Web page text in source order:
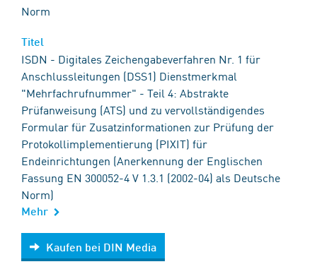
Norm
ISDN - Digitales Zeichengabeverfahren Nr. 1 für
Anschlussleitungen (DSS1) Dienstmerkmal
"Mehrfachrufnummer" - Teil 4: Abstrakte
Prüfanweisung (ATS) und zu vervollständigendes
Formular für Zusatzinformationen zur Prüfung der
Protokollimplementierung (PIXIT) für
Endeinrichtungen (Anerkennung der Englischen
Fassung EN 300052-4 V 1.3.1 (2002-04) als Deutsche
Norm)
Mehr
Kaufen bei DIN Media
Kaufen bei DIN Media